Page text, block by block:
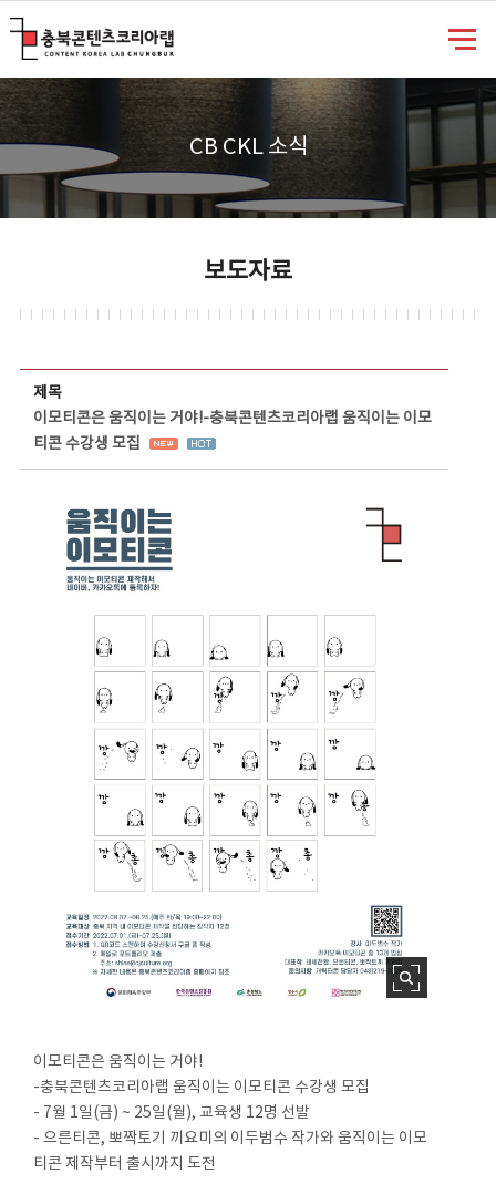
CB CKL 소식
보도자료
제목
이모티콘은 움직이는 거야!-충북콘텐츠코리아랩 움직이는 이모
티콘 수강생 모집
이모티콘은 움직이는 거야!
-충북콘텐츠코리아랩 움직이는 이모티콘 수강생 모집
- 7월 1일(금) ~ 25일(월), 교육생 12명 선발
- 으른티콘, 뽀짝토기 끼요미의 이두범수 작가와 움직이는 이모
티콘 제작부터 출시까지 도전